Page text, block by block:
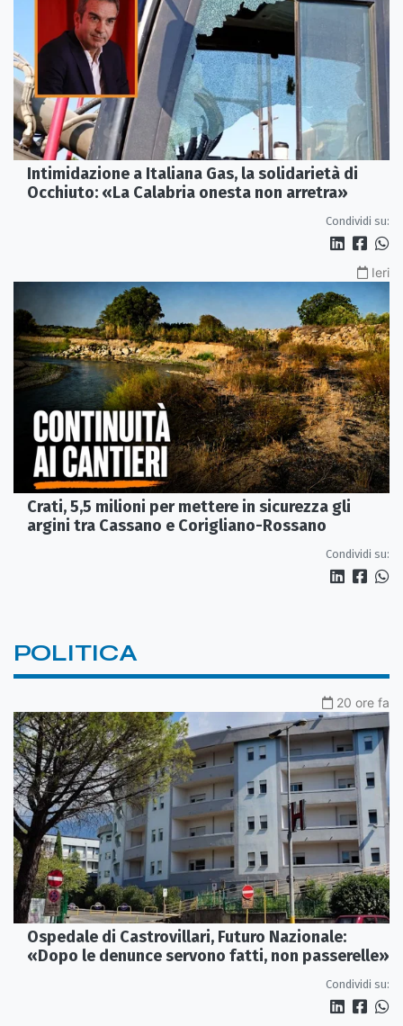
Intimidazione a Italiana Gas, la solidarietà di
Occhiuto: «La Calabria onesta non arretra»
Condividi su:
Ieri
Crati, 5,5 milioni per mettere in sicurezza gli
argini tra Cassano e Corigliano-Rossano
Condividi su:
POLITICA
20 ore fa
Ospedale di Castrovillari, Futuro Nazionale:
«Dopo le denunce servono fatti, non passerelle»
Condividi su: